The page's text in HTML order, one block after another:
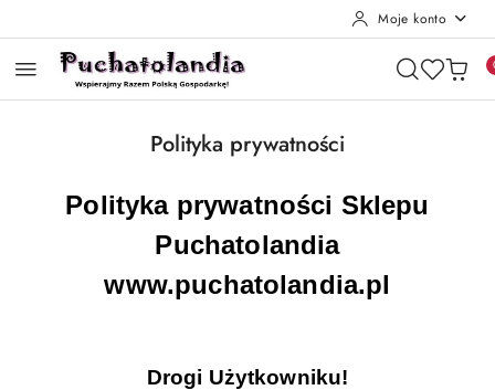
Moje konto
Polityka prywatności
Polityka prywatności Sklepu
Puchatolandia
www.puchatolandia.pl
Drogi Użytkowniku!